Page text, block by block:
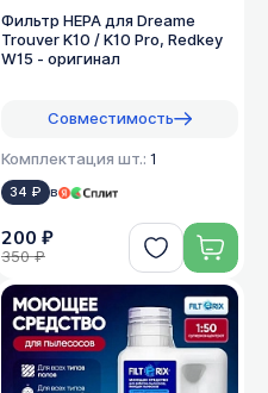
Фильтр HEPA для Dreame
Trouver K10 / K10 Pro, Redkey
W15 - оригинал
Совместимость
Комплектация шт.: 1
34 ₽ в
200 ₽
350 ₽